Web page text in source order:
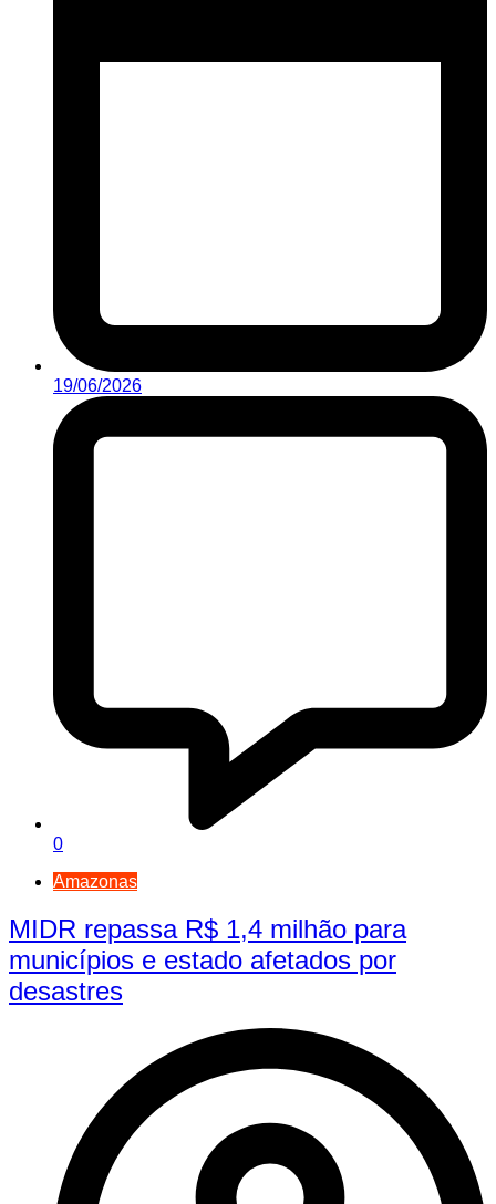
19/06/2026
0
Amazonas
MIDR repassa R$ 1,4 milhão para
municípios e estado afetados por
desastres